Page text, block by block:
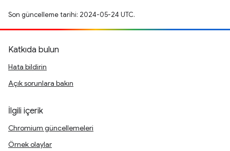
Son güncelleme tarihi: 2024-05-24 UTC.
Katkıda bulun
Hata bildirin
Açık sorunlara bakın
İlgili içerik
Chromium güncellemeleri
Örnek olaylar